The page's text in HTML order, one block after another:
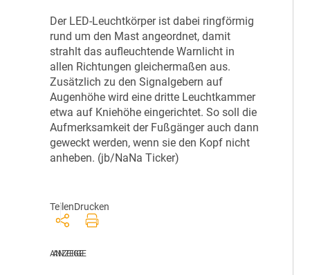
Der LED-Leuchtkörper ist dabei ringförmig
rund um den Mast angeordnet, damit
strahlt das aufleuchtende Warnlicht in
allen Richtungen gleichermaßen aus.
Zusätzlich zu den Signalgebern auf
Augenhöhe wird eine dritte Leuchtkammer
etwa auf Kniehöhe eingerichtet. So soll die
Aufmerksamkeit der Fußgänger auch dann
geweckt werden, wenn sie den Kopf nicht
anheben. (jb/NaNa Ticker)
TeilenDrucken